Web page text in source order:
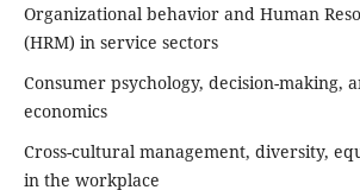
Organizational behavior and Human
(HRM) in service sectors
Consumer psychology, decision-making,
economics
Cross-cultural management, diversity,
in the workplace